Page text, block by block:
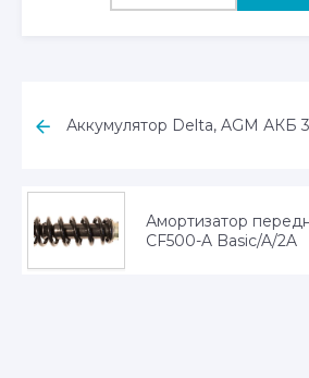
Аккумулятор Delta, AGM АКБ
Амортизатор
CF500-A Basic/A/2A